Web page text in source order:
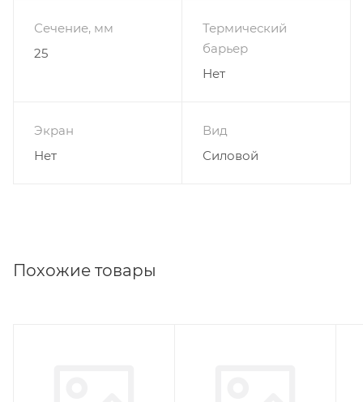
Сечение, мм
25
Термический
барьер
Нет
Экран
Нет
Вид
Силовой
Похожие товары